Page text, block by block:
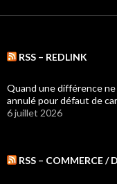
RSS – REDLINK
Quand une différence
annulé pour défaut de
6 juillet 2026
RSS – COMMERCE /